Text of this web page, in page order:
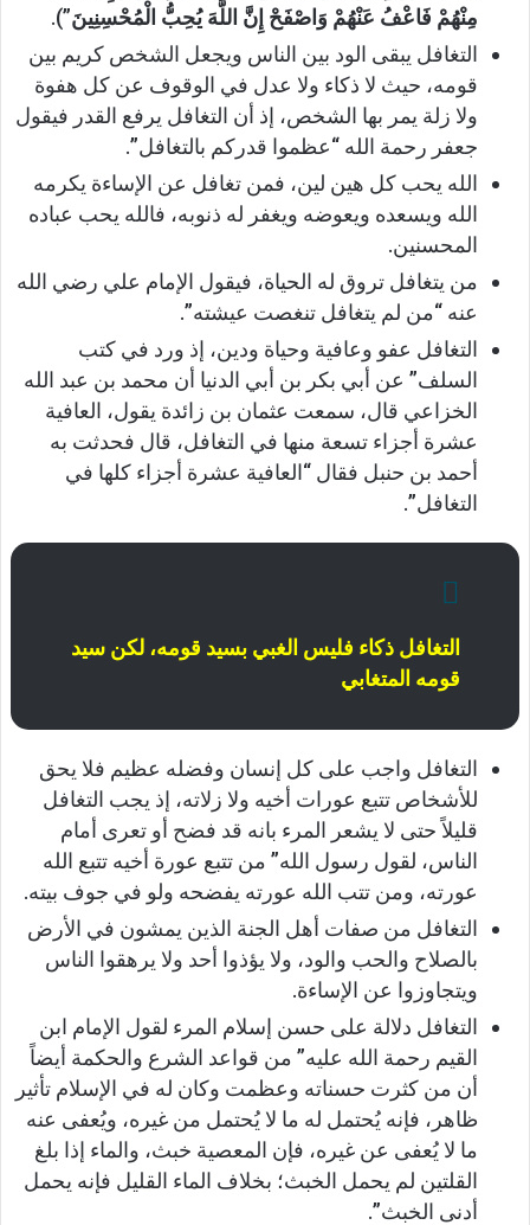
مِنْهُمْ فَاعْفُ عَنْهُمْ وَاصْفَحْ إِنَّ اللَّهَ يُحِبُّ الْمُحْسِنِينَ”).
التغافل يبقى الود بين الناس ويجعل الشخص كريم بين
قومه، حيث لا ذكاء ولا عدل في الوقوف عن كل هفوة
ولا زلة يمر بها الشخص، إذ أن التغافل يرفع القدر فيقول
جعفر رحمة الله “عظموا قدركم بالتغافل”.
الله يحب كل هين لين، فمن تغافل عن الإساءة يكرمه
الله ويسعده ويعوضه ويغفر له ذنوبه، فالله يحب عباده
المحسنين.
من يتغافل تروق له الحياة، فيقول الإمام علي رضي الله
عنه “من لم يتغافل تنغصت عيشته”.
التغافل عفو وعافية وحياة ودين، إذ ورد في كتب
السلف” عن أبي بكر بن أبي الدنيا أن محمد بن عبد الله
الخزاعي قال، سمعت عثمان بن زائدة يقول، العافية
عشرة أجزاء تسعة منها في التغافل، قال فحدثت به
أحمد بن حنبل فقال “العافية عشرة أجزاء كلها في
التغافل”.
التغافل ذكاء فليس الغبي بسيد قومه، لكن سيد
قومه المتغابي
التغافل واجب على كل إنسان وفضله عظيم فلا يحق
للأشخاص تتبع عورات أخيه ولا زلاته، إذ يجب التغافل
قليلاً حتى لا يشعر المرء بانه قد فضح أو تعرى أمام
الناس، لقول رسول الله” من تتبع عورة أخيه تتبع الله
عورته، ومن تتب الله عورته يفضحه ولو في جوف بيته.
التغافل من صفات أهل الجنة الذين يمشون في الأرض
بالصلاح والحب والود، ولا يؤذوا أحد ولا يرهقوا الناس
ويتجاوزوا عن الإساءة.
التغافل دلالة على حسن إسلام المرء لقول الإمام ابن
القيم رحمة الله عليه” من قواعد الشرع والحكمة أيضاً
أن من كثرت حسناته وعظمت وكان له في الإسلام تأثير
ظاهر، فإنه يُحتمل له ما لا يُحتمل من غيره، ويُعفى عنه
ما لا يُعفى عن غيره، فإن المعصية خبث، والماء إذا بلغ
القلتين لم يحمل الخبث؛ بخلاف الماء القليل فإنه يحمل
أدنى الخبث”.